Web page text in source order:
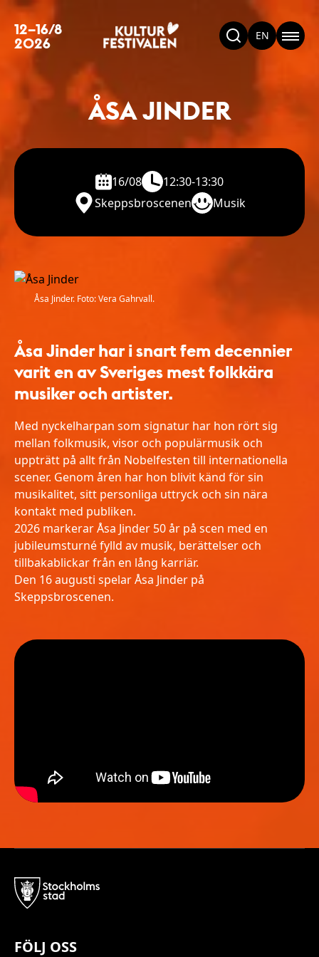
12–16/8
2026 EN
ÅSA JINDER
16/08
12:30-13:30
Skeppsbroscenen
Musik
Åsa Jinder. Foto: Vera Gahrvall.
Åsa Jinder har i snart fem decennier
varit en av Sveriges mest folkkära
musiker och artister.
Med nyckelharpan som signatur har hon rört sig
mellan folkmusik, visor och populärmusik och
uppträtt på allt från Nobelfesten till internationella
scener. Genom åren har hon blivit känd för sin
musikalitet, sitt personliga uttryck och sin nära
kontakt med publiken.
2026 markerar Åsa Jinder 50 år på scen med en
jubileumsturné fylld av musik, berättelser och
tillbakablickar från en lång karriär.
Den 16 augusti spelar Åsa Jinder på
Skeppsbroscenen.
FÖLJ OSS